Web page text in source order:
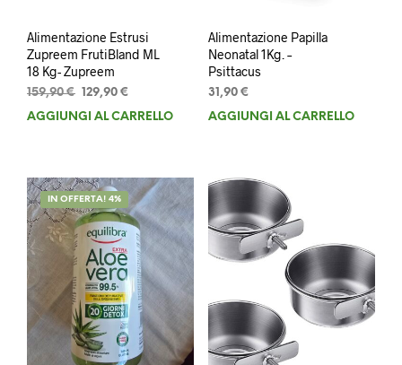
Alimentazione Estrusi
Zupreem FrutiBland ML
18 Kg- Zupreem
159,90€ Il
prezzo
129,90 €
prezzo
AGGIUNGI AL CARRELLO
Alimentazione Papilla
Neonatal 1Kg. –
Psittacus
31,90 €
AGGIUNGI AL CARRELLO
IN OFFERTA! 4%